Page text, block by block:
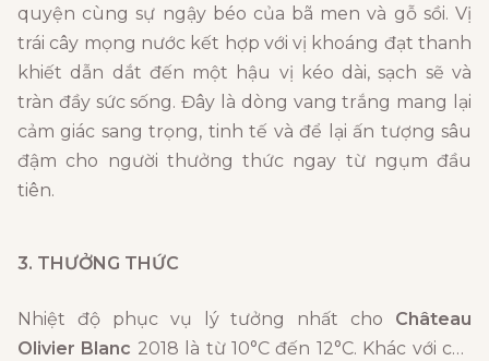
quyện cùng sự ngậy béo của bã men và gỗ sồi. Vị
trái cây mọng nước kết hợp với vị khoáng đạt thanh
khiết dẫn dắt đến một hậu vị kéo dài, sạch sẽ và
tràn đầy sức sống. Đây là dòng vang trắng mang lại
cảm giác sang trọng, tinh tế và để lại ấn tượng sâu
đậm cho người thưởng thức ngay từ ngụm đầu
tiên.
3. THƯỞNG THỨC
Nhiệt độ phục vụ lý tưởng nhất cho Château
Olivier Blanc 2018 là từ 10°C đến 12°C. Khác với các